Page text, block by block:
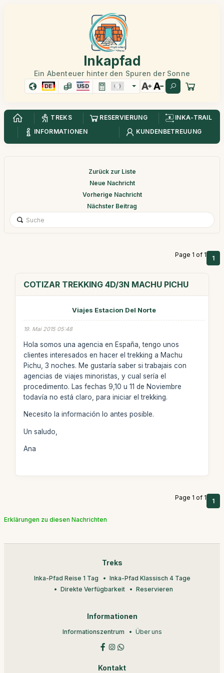
Inkapfad
Ein Abenteuer hinter den Spuren der Sonne
DE USD
TREKS RESERVIERUNG
INKA-TRAIL
INFORMATIONEN
KUNDENBETREUUNG
Zurück zur Liste
Neue Nachricht
Vorherige Nachricht
Nächster Beitrag
Page 1 of 1 1
COTIZAR TREKKING 4D/3N MACHU PICHU
Viajes Estacion Del Norte
19. Mai 2015 05:48
Hola somos una agencia en España, tengo unos
clientes interesados en hacer el trekking a Machu
Pichu, 3 noches. Me gustaría saber si trabajais con
agencias de viajes minoristas, y cual sería el
procedimento. Las fechas 9,10 u 11 de Noviembre
todavía no está claro, para iniciar el trekking.
Necesito la información lo antes posible.
Un saludo,
Ana
Page 1 of 1 1
Erklärungen zu diesen Nachrichten
Treks
Inka-Pfad Reise 1 Tag
Inka-Pfad Klassisch 4 Tage
Direkte Verfügbarkeit
Reservieren
Informationen
Informationszentrum Über uns
Kontakt